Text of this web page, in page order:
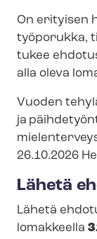
On erityisen
työporukka,
tukee
alla oleva
Vuoden
ja
26.10.2026
Lähetä
Lähetä
lomakkeella